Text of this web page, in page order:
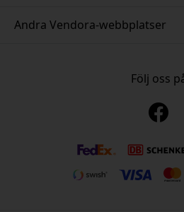
Andra Vendora-webbplatser
www.pipetto.se
Följ oss